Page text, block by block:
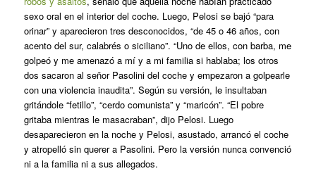
sexo oral en el interior del coche. Luego, Pelosi se bajó “para
orinar” y aparecieron tres desconocidos, “de 45 o 46 años, con
acento del sur, calabrés o siciliano”. “Uno de ellos, con barba, me
golpeó y me amenazó a mí y a mi familia si hablaba; los otros
dos sacaron al señor Pasolini del coche y empezaron a golpearle
con una violencia inaudita”. Según su versión, le insultaban
gritándole “fetillo”, “cerdo comunista” y “maricón”. “El pobre
gritaba mientras le masacraban”, dijo Pelosi. Luego
desaparecieron en la noche y Pelosi, asustado, arrancó el coche
y atropelló sin querer a Pasolini. Pero la versión nunca convenció
ni a la familia ni a sus allegados.